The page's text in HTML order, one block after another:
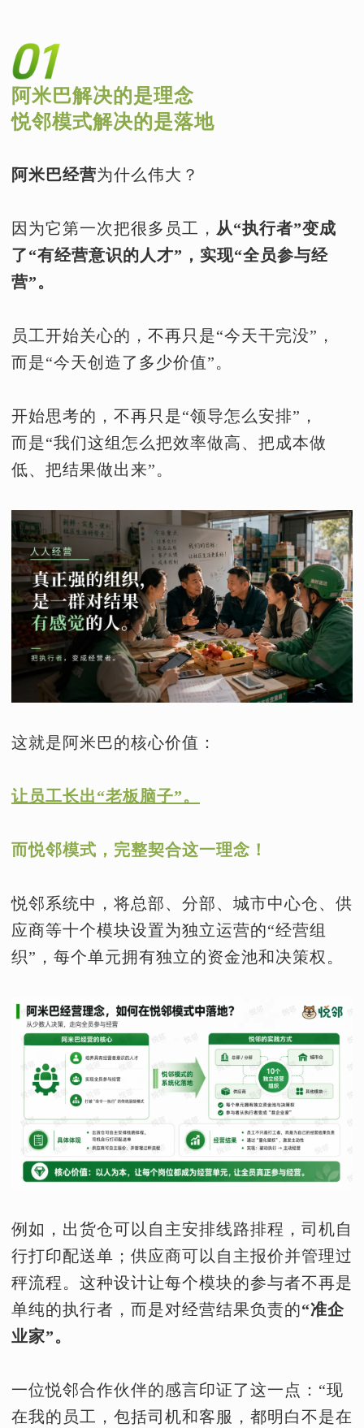
阿米巴解决的是理念
悦邻模式解决的是落地
阿米巴经营为什么伟大？
因为它第一次把很多员工， 从“执行者”变成
了“有经营意识的人才”，实现“全员参与经
营”。
员工开始关心的，不再只是“今天干完没”，
而是“今天创造了多少价值”。
开始思考的，不再只是“领导怎么安排”，
而是“我们这组怎么把效率做高、把成本做
低、把结果做出来”。
这就是阿米巴的核心价值：
让员工长出“老板脑子”。
而悦邻模式，完整契合这一理念！
悦邻系统中，将总部、分部、城市中心仓、供
应商等十个模块设置为独立运营的“经营组
织”，每个单元拥有独立的资金池和决策权。
例如，出货仓可以自主安排线路排程，司机自
行打印配送单；供应商可以自主报价并管理过
秤流程。这种设计让每个模块的参与者不再是
单纯的执行者，而是对经营结果负责的“准企
业家”。
一位悦邻合作伙伴的感言印证了这一点：“现
在我的员工，包括司机和客服，都明白不是在